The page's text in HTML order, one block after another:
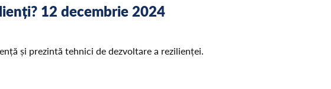
12 decembrie 2024
și prezintă tehnici de dezvoltare a rezilienței.